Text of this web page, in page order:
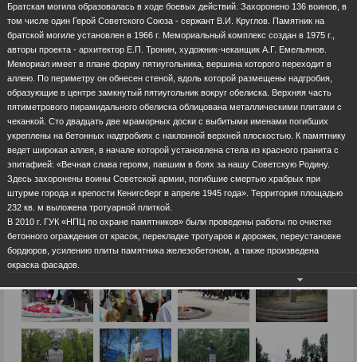
Братская могила образовалась в ходе боевых действий. Захоронено 136 воинов, в
том числе один Герой Советского Союза - сержант В.И. Круглов. Памятник на
братской могиле установлен в 1966 г. Мемориальный комплекс создан в 1975 г.,
авторы проекта - архитектор Е.П. Тронин, художник-чеканщик А.Г. Емельянов.
Мемориал имеет в плане форму пятиугольника, вершина которого переходит в
аллею. По периметру он обнесен стеной, вдоль которой размещены надгробия,
образующие в центре замкнутый пятиугольник вокруг обелиска. Верхняя часть
пятиметрового пирамидального обелиска облицована металлическими плитами с
чеканкой. Сто двадцать две мраморных доски с выбитыми именами погибших
укреплены на бетонных надгробиях с наклонной верхней плоскостью. К памятнику
ведет широкая аллея, в начале которой установлена стела из красного гранита с
эпитафией: «Вечная слава героям, павшим в боях за нашу Советскую Родину.
Здесь захоронены воины Советской армии, погибшие смертью храбрых при
штурме города и крепости Кенигсберг в апреле 1945 года». Территория площадью
232 кв. м выложена тротуарной плиткой.
В 2010 г. ГУК «НПЦ по охране памятников» были проведены работы по очистке
бетонного ограждения от красок, перекладке тротуаров и дорожек, переустановке
бордюров, усилению плиты памятника железобетоном, а также произведена
окраска фасадов.